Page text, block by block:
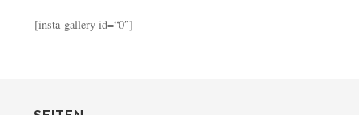
[insta-gallery id=“0″]